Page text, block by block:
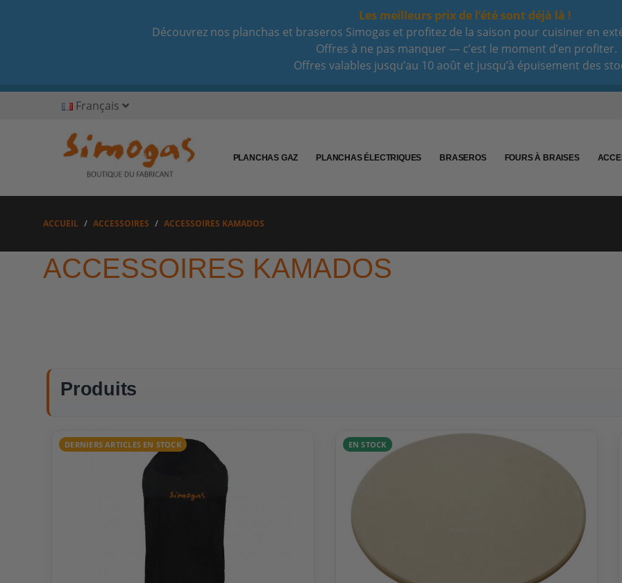
Les meilleurs prix de l’été sont déjà là !
Découvrez nos planchas et braseros Simogas et profitez de la saison pour cuisiner en
Offres à ne pas manquer — c’est le moment d’en profiter.
Offres valables jusqu’au 10 août et jusqu’à épuisement des
Français
PLANCHAS GAZ PLANCHAS ÉLECTRIQUES BRASEROS FOURS À BRAISES
ACCUEIL ACCESSOIRES ACCESSOIRES KAMADOS
ACCESSOIRES KAMADOS
Produits
DERNIERS ARTICLES EN STOCK EN STOCK